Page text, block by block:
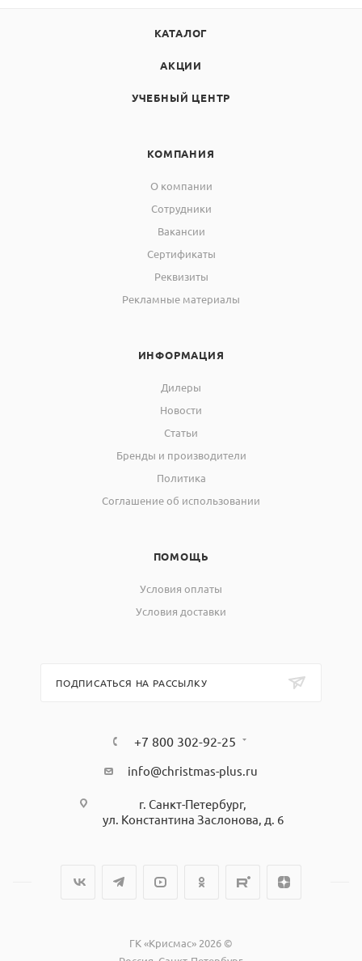
КАТАЛОГ
АКЦИИ
УЧЕБНЫЙ ЦЕНТР
КОМПАНИЯ
О компании
Сотрудники
Вакансии
Сертификаты
Реквизиты
Рекламные материалы
ИНФОРМАЦИЯ
Дилеры
Новости
Статьи
Бренды и производители
Политика
Соглашение об использовании
ПОМОЩЬ
Условия оплаты
Условия доставки
ПОДПИСАТЬСЯ НА РАССЫЛКУ
+7 800 302-92-25
info@christmas-plus.ru
г. Санкт-Петербург,
ул. Константина Заслонова, д. 6
ГК «Крисмас» 2026 ©